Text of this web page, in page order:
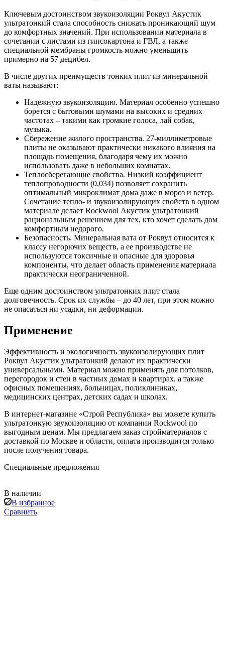
Ключевым достоинством звукоизоляции Роквул Акустик
ультратонкий стала способность снижать проникающий шум
до комфортных значений. При использовании материала в
сочетании с листами из гипсокартона и ГВЛ, а также
специальной мембраны громкость можно уменьшить
примерно на 57 децибел.
В числе других преимуществ тонких плит из минеральной
ваты называют:
Надежную звукоизоляцию. Материал особенно успешно
борется с бытовыми шумами на высоких и средних
частотах – такими как громкие голоса, лай собак,
музыка.
Сбережение жилого пространства. 27-миллиметровые
плиты не оказывают практически никакого влияния на
площадь помещения, благодаря чему их можно
использовать даже в небольших комнатах.
Теплосберегающие свойства. Низкий коэффициент
теплопроводности (0,034) позволяет сохранить
оптимальный микроклимат дома даже в мороз и ветер.
Сочетание тепло- и звукоизолирующих свойств в одном
материале делает Rockwool Акустик ультратонкий
рациональным решением для тех, кто хочет сделать дом
комфортным недорого.
Безопасность. Минеральная вата от Роквул относится к
классу негорючих веществ, а ее производстве не
используются токсичные и опасные для здоровья
компоненты, что делает область применения материала
практически неограниченной.
Еще одним достоинством ультратонких плит стала
долговечность. Срок их службы – до 40 лет, при этом можно
не опасаться ни усадки, ни деформации.
Применение
Эффективность и экологичность звукоизолирующих плит
Роквул Акустик ультратонкий делают их практически
универсальными. Материал можно применять для потолков,
перегородок и стен в частных домах и квартирах, а также
офисных помещениях, больницах, поликлиниках,
медицинских центрах, детских садах и школах.
В интернет-магазине «Строй Республика» вы можете купить
ультратонкую звукоизоляцию от компании Rockwool по
выгодным ценам. Мы предлагаем заказ стройматериалов с
доставкой по Москве и области, оплата производится только
после получения товара.
Специальные предложения
В наличии
В избранное
Сравнить